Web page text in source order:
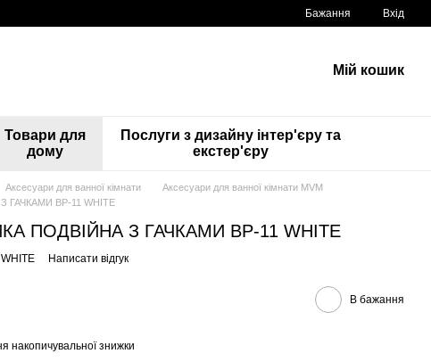
Бажання Вхід
Мій кошик
Товари для
дому
Послуги з дизайну інтер'єру та
екстер'єру
Аксесуари для ванної кімнати
Аксесуари для ванної кімнати MVM
BP-11 WHITE
ПОДВІЙНА З ГАЧКАМИ BP-11 WHITE
Написати відгук
В бажання
накопичувальної знижки